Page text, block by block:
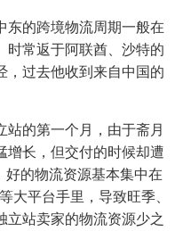
东的跨境物流周期一般在
时常返于阿联酋、沙特的
，过去他收到来自中国的
站的第一个月，由于斋月
增长，但交付的时候却遭
好的物流资源基本集中在
大平台手里，导致旺季、
立站卖家的物流资源少之